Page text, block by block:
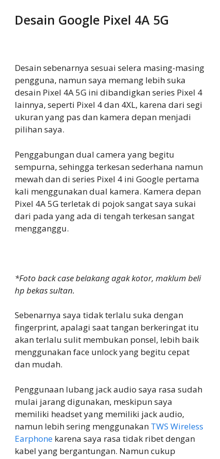
Desain Google Pixel 4A 5G
Desain sebenarnya sesuai selera masing-masing
pengguna, namun saya memang lebih suka
desain Pixel 4A 5G ini dibandigkan series Pixel 4
lainnya, seperti Pixel 4 dan 4XL, karena dari segi
ukuran yang pas dan kamera depan menjadi
pilihan saya.
Penggabungan dual camera yang begitu
sempurna, sehingga terkesan sederhana namun
mewah dan di series Pixel 4 ini Google pertama
kali menggunakan dual kamera. Kamera depan
Pixel 4A 5G terletak di pojok sangat saya sukai
dari pada yang ada di tengah terkesan sangat
mengganggu.
*Foto back case belakang agak kotor, maklum beli
hp bekas sultan.
Sebenarnya saya tidak terlalu suka dengan
fingerprint, apalagi saat tangan berkeringat itu
akan terlalu sulit membukan ponsel, lebih baik
menggunakan face unlock yang begitu cepat
dan mudah.
Penggunaan lubang jack audio saya rasa sudah
mulai jarang digunakan, meskipun saya
memiliki headset yang memiliki jack audio,
namun lebih sering menggunakan TWS Wireless
Earphone karena saya rasa tidak ribet dengan
kabel yang bergantungan. Namun cukup